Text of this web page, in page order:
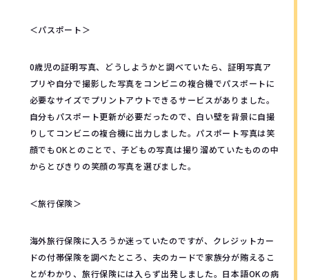
＜パスポート＞
0歳児の証明写真、どうしようかと調べていたら、証明写真ア
プリや自分で撮影した写真をコンビニの複合機でパスポートに
必要なサイズでプリントアウトできるサービスがありました。
自分もパスポート更新が必要だったので、白い壁を背景に自撮
りしてコンビニの複合機に出力しました。パスポート写真は笑
顔でもOKとのことで、子どもの写真は撮り溜めていたものの中
からとびきりの笑顔の写真を選びました。
＜旅行保険＞
海外旅行保険に入ろうか迷っていたのですが、クレジットカー
ドの付帯保険を調べたところ、夫のカードで家族分が賄えるこ
とがわかり、旅行保険には入らず出発しました。日本語OKの病